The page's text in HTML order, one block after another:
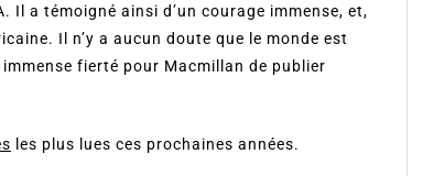
Il a témoigné ainsi d’un courage immense, et,
Il n’y a aucun doute que le monde est
fierté pour Macmillan de publier
les plus lues ces prochaines années.